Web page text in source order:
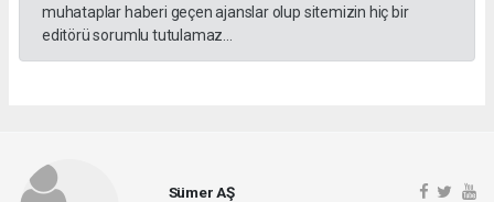
muhataplar haberi geçen ajanslar olup sitemizin hiç bir
editörü sorumlu tutulamaz...
Sümer AŞ